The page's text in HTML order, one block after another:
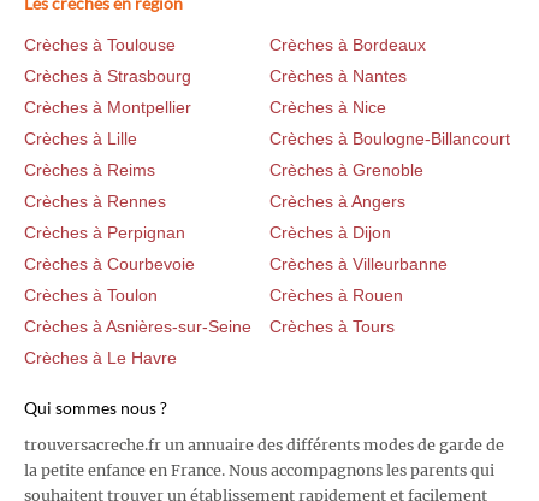
Crèches à Toulouse
Crèches à Bordeaux
Crèches à Strasbourg
Crèches à Nantes
Crèches à Montpellier
Crèches à Nice
Crèches à Lille
Crèches à Boulogne-Billancourt
Crèches à Reims
Crèches à Grenoble
Crèches à Rennes
Crèches à Angers
Crèches à Perpignan
Crèches à Dijon
Crèches à Courbevoie
Crèches à Villeurbanne
Crèches à Toulon
Crèches à Rouen
Crèches à Asnières-sur-Seine
Crèches à Tours
Crèches à Le Havre
Qui sommes nous ?
trouversacreche.fr un annuaire des différents modes de garde de
la petite enfance en France. Nous accompagnons les parents qui
souhaitent trouver un établissement rapidement et facilement